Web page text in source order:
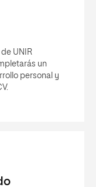
UNIR
un
personal y